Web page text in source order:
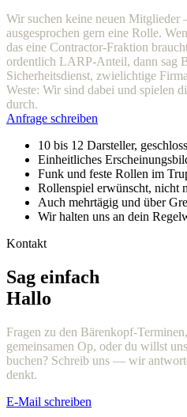
Wir suchen keine neuen
ausgesprochen gern eine Rolle.
das eine Contractor-Fraktion
ordentlich LARP-Anteil, dann sag
Sicherheitsdienst, zwielichtige
Weste: Wir sind dabei und spielen
durch.
Anfrage schreiben
10 bis 12 Darsteller,
Einheitliches
Funk und feste Rollen im
Rollenspiel erwünscht, nicht
Auch mehrtägig und über
Wir halten uns an dein
Kontakt
Sag einfach
Hallo
Fragen zu den Bärenkopf-
gemeinsamen Op, oder du willst
buchen? Schreib uns — wir
denkt.
E-Mail schreiben